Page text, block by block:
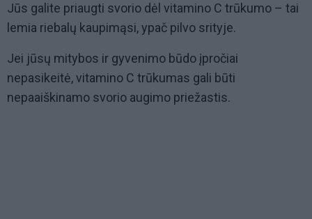
Jūs galite priaugti svorio dėl vitamino C trūkumo – tai
lemia riebalų kaupimąsi, ypač pilvo srityje.
Jei jūsų mitybos ir gyvenimo būdo įpročiai
nepasikeitė, vitamino C trūkumas gali būti
nepaaiškinamo svorio augimo priežastis.